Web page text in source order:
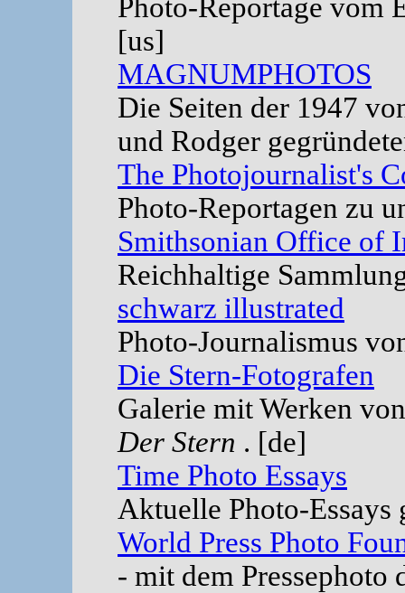
Photo-Reportage vom
[us]
MAGNUMPHOTOS
Die Seiten der 1947
und Rodger
The Photojournalist's
Photo-Reportagen zu
Smithsonian Office of
Reichhaltige
schwarz illustrated
Photo-Journalismus
Die Stern-Fotografen
Galerie mit Werken
Der Stern . [de]
Time Photo Essays
Aktuelle Photo-Essays
World Press Photo
- mit dem Pressephoto